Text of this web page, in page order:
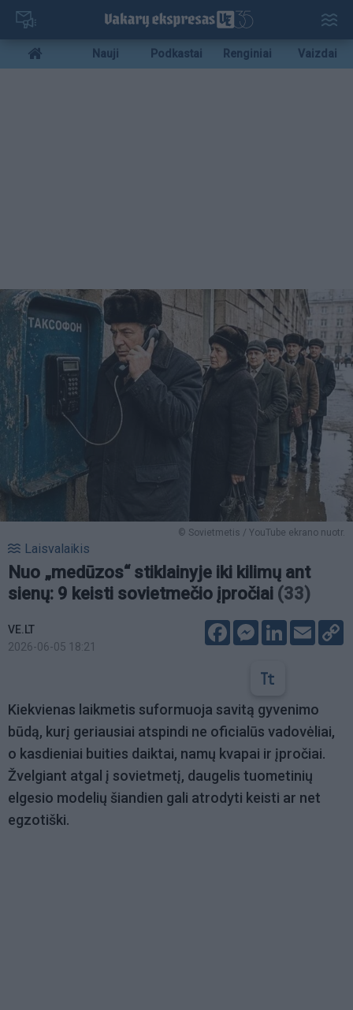
Pereiti
pagrindinį
turinį
Mobile
menu
Nauji Podkastai Renginiai Vaizdai
© Sovietmetis / YouTube ekrano nuotr.
Laisvalaikis
Nuo „medūzos“ stiklainyje iki kilimų ant
sienų: 9 keisti sovietmečio įpročiai (33)
VE.LT
2026-06-05 18:21
FacebookMessenger
LinkedIn
Email
Kiekvienas laikmetis suformuoja savitą gyvenimo
būdą, kurį geriausiai atspindi ne oficialūs vadovėliai,
o kasdieniai buities daiktai, namų kvapai ir įpročiai.
Žvelgiant atgal į sovietmetį, daugelis tuometinių
elgesio modelių šiandien gali atrodyti keisti ar net
egzotiški.